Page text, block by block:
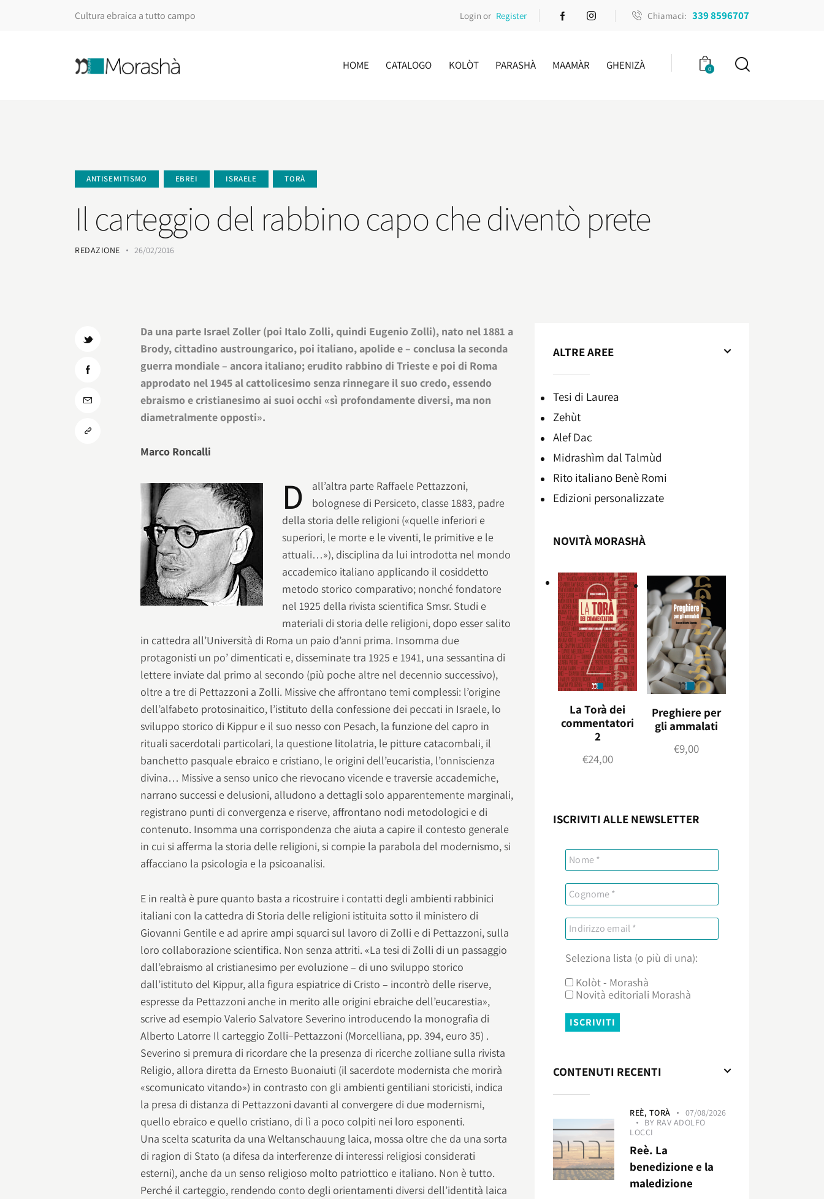
Cultura ebraica a tutto campo Login or Register Chiamaci: 339 8596707
HOME CATALOGO KOLÒT PARASHÀ MAAMÀR GHENIZÀ 0
ANTISEMITISMO EBREI ISRAELE TORÀ
Il carteggio del rabbino capo che diventò prete
REDAZIONE 26/02/2016
Da una parte Israel Zoller (poi Italo Zolli, quindi Eugenio Zolli), nato nel 1881 a
Brody, cittadino austroungarico, poi italiano, apolide e – conclusa la seconda
guerra mondiale – ancora italiano; erudito rabbino di Trieste e poi di Roma
approdato nel 1945 al cattolicesimo senza rinnegare il suo credo, essendo
ebraismo e cristianesimo ai suoi occhi «sì profondamente diversi, ma non
diametralmente opposti».
Marco Roncalli
D
all’altra parte Raffaele Pettazzoni,
bolognese di Persiceto, classe 1883, padre
della storia delle religioni («quelle inferiori e
superiori, le morte e le viventi, le primitive e le
attuali…»), disciplina da lui introdotta nel mondo
accademico italiano applicando il cosiddetto
metodo storico comparativo; nonché fondatore
nel 1925 della rivista scientifica Smsr. Studi e
materiali di storia delle religioni, dopo esser salito
in cattedra all’Università di Roma un paio d’anni prima. Insomma due
protagonisti un po’ dimenticati e, disseminate tra 1925 e 1941, una sessantina di
lettere inviate dal primo al secondo (più poche altre nel decennio successivo),
oltre a tre di Pettazzoni a Zolli. Missive che affrontano temi complessi: l’origine
dell’alfabeto protosinaitico, l’istituto della confessione dei peccati in Israele, lo
sviluppo storico di Kippur e il suo nesso con Pesach, la funzione del capro in
rituali sacerdotali particolari, la questione litolatria, le pitture catacombali, il
banchetto pasquale ebraico e cristiano, le origini dell’eucaristia, l’onniscienza
divina… Missive a senso unico che rievocano vicende e traversie accademiche,
narrano successi e delusioni, alludono a dettagli solo apparentemente marginali,
registrano punti di convergenza e riserve, affrontano nodi metodologici e di
contenuto. Insomma una corrispondenza che aiuta a capire il contesto generale
in cui si afferma la storia delle religioni, si compie la parabola del modernismo, si
affacciano la psicologia e la psicoanalisi.
E in realtà è pure quanto basta a ricostruire i contatti degli ambienti rabbinici
italiani con la cattedra di Storia delle religioni istituita sotto il ministero di
Giovanni Gentile e ad aprire ampi squarci sul lavoro di Zolli e di Pettazzoni, sulla
loro collaborazione scientifica. Non senza attriti. «La tesi di Zolli di un passaggio
dall’ebraismo al cristianesimo per evoluzione – di uno sviluppo storico
dall’istituto del Kippur, alla figura espiatrice di Cristo – incontrò delle riserve,
espresse da Pettazzoni anche in merito alle origini ebraiche dell’eucarestia»,
scrive ad esempio Valerio Salvatore Severino introducendo la monografia di
Alberto Latorre Il carteggio Zolli–Pettazzoni (Morcelliana, pp. 394, euro 35) .
Severino si premura di ricordare che la presenza di ricerche zolliane sulla rivista
Religio, allora diretta da Ernesto Buonaiuti (il sacerdote modernista che morirà
«scomunicato vitando») in contrasto con gli ambienti gentiliani storicisti, indica
la presa di distanza di Pettazzoni davanti al convergere di due modernismi,
quello ebraico e quello cristiano, di lì a poco colpiti nei loro esponenti.
Una scelta scaturita da una Weltanschauung laica, mossa oltre che da una sorta
di ragion di Stato (a difesa da interferenze di interessi religiosi considerati
esterni), anche da un senso religioso molto patriottico e italiano. Non è tutto.
Perché il carteggio, rendendo conto degli orientamenti diversi dell’identità laica
ALTRE AREE
Tesi di Laurea
Zehùt
Alef Dac
Midrashìm dal Talmùd
Rito italiano Benè Romi​
Edizioni personalizzate
NOVITÀ MORASHÀ
La Torà dei
commentatori
2
€24,00
Preghiere per
gli ammalati
€9,00
ISCRIVITI ALLE NEWSLETTER
Seleziona lista (o più di una):
Kolòt - Morashà
Novità editoriali Morashà
CONTENUTI RECENTI
REÈ, TORÀ
07/08/2026
BY RAV ADOLFO
LOCCI
Reè. La
benedizione e la
maledizione